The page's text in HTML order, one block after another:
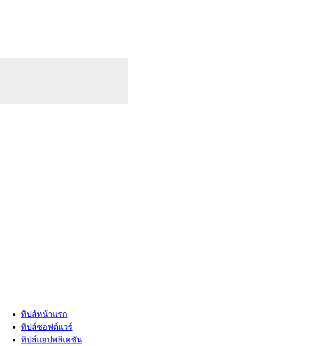
ทิปส์หน้าแรก
ทิปส์ซอฟต์แวร์
ทิปส์แอปพลิเคชัน